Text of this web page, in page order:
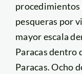
procedimientos
pesqueras por
mayor escala
Paracas dentro
Paracas. Ocho